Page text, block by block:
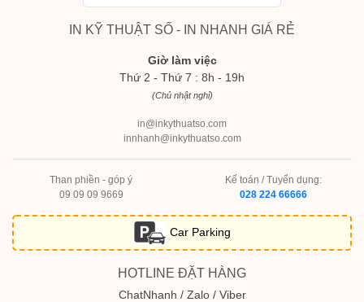
IN KỸ THUẬT SỐ - IN NHANH GIÁ RẺ
Giờ làm việc
Thứ 2 - Thứ 7 : 8h - 19h
(Chủ nhật nghỉ)
in@inkythuatso.com
innhanh@inkythuatso.com
Than phiền - góp ý
09 09 09 9669
Kế toán / Tuyển dụng:
028 224 66666
Car Parking
HOTLINE ĐẶT HÀNG
ChatNhanh / Zalo / Viber